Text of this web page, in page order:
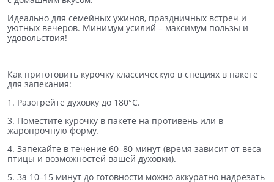
Идеально для семейных ужинов, праздничных встреч и
уютных вечеров. Минимум усилий – максимум пользы и
удовольствия!
Как приготовить курочку классическую в специях в пакете
для запекания:
1. Разогрейте духовку до 180°C.
3. Поместите курочку в пакете на противень или в
жаропрочную форму.
4. Запекайте в течение 60–80 минут (время зависит от веса
птицы и возможностей вашей духовки).
5. За 10–15 минут до готовности можно аккуратно надрезать